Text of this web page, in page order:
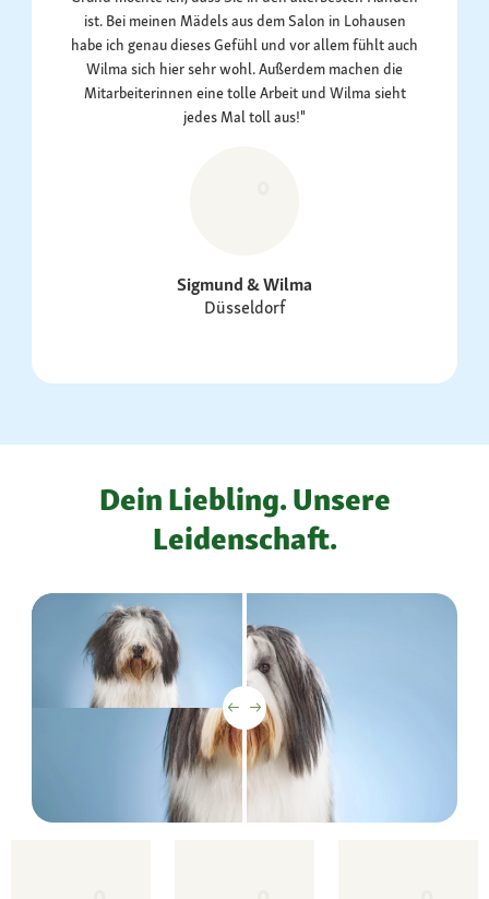
ist. Bei meinen Mädels aus dem Salon in Lohausen
habe ich genau dieses Gefühl und vor allem fühlt auch
Wilma sich hier sehr wohl. Außerdem machen die
Mitarbeiterinnen eine tolle Arbeit und Wilma sieht
jedes Mal toll aus!"
Sigmund & Wilma
Düsseldorf
Dein Liebling. Unsere
Leidenschaft.